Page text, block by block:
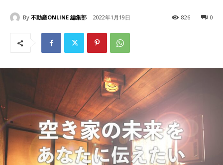
By 不動産ONLINE 編集部 2022年1月19日 0
826